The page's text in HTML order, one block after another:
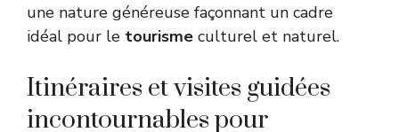
une nature généreuse façonnant un cadre
idéal pour le tourisme culturel et naturel.
Itinéraires et visites guidées
incontournables pour